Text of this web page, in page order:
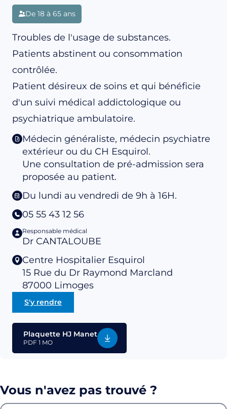
De 18 à 65 ans
Troubles de l'usage de substances.
Patients abstinent ou consommation
contrôlée.
Patient désireux de soins et qui bénéficie
d'un suivi médical addictologique ou
psychiatrique ambulatoire.
Médecin généraliste, médecin psychiatre
extérieur ou du CH Esquirol.
Une consultation de pré-admission sera
proposée au patient.
Du lundi au vendredi de 9h à 16H.
05 55 43 12 56
Responsable médical
Dr CANTALOUBE
Centre Hospitalier Esquirol
15 Rue du Dr Raymond Marcland
87000 Limoges
S'y rendre
Plaquette HJ Manet
PDF 1 MO
Vous n'avez pas trouvé ?